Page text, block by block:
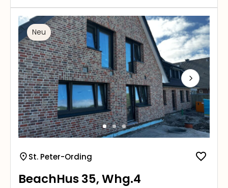
Neu
Next
St. Peter-Ording
BeachHus 35, Whg.4